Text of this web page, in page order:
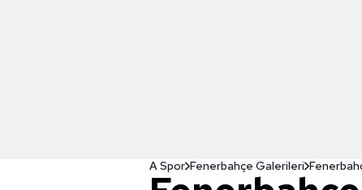
A Spor Fenerbahçe Galerileri